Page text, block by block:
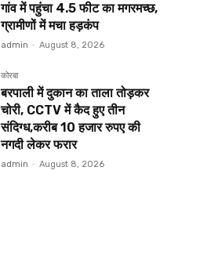
गांव में पहुंचा 4.5 फीट का मगरमच्छ,
ग्रामीणों में मचा हड़कंप
admin - August 8, 2026
कोरबा
बरपाली में दुकान का ताला तोड़कर
चोरी, CCTV में कैद हुए तीन
संदिग्ध,करीब 10 हजार रुपए की
नगदी लेकर फरार
admin - August 8, 2026